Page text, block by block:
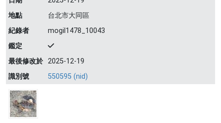
地點
台北市大同區
紀錄者
mogil1478_10043
鑑定
最後修改於 2025-12-19
識別號
550595 (nid)